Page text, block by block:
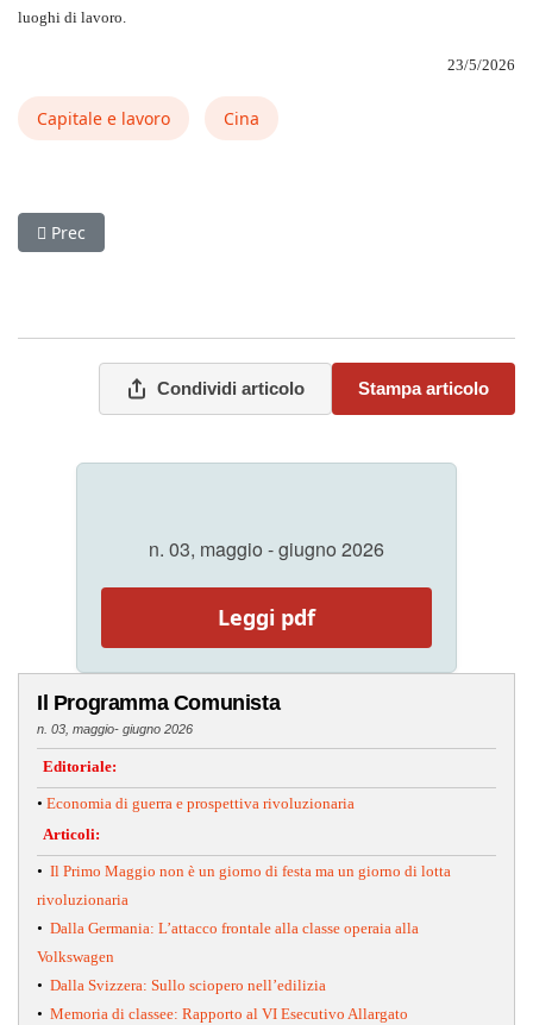
luoghi di lavoro.
23/5/2026
Capitale e lavoro Cina
Articolo precedente: Economia di guerra e prospettiva
Prec
Condividi articolo Stampa articolo
n. 03, maggio - giugno 2026
Leggi pdf
Il Programma Comunista
n. 03, maggio- giugno 2026
Editoriale:
• Economia di guerra e prospettiva rivoluzionaria
Articoli:
• Il Primo Maggio non è un giorno di festa ma un giorno di lotta
rivoluzionaria
• Dalla Germania: L’attacco frontale alla classe operaia alla
Volkswagen
• Dalla Svizzera: Sullo sciopero nell’edilizia
• Memoria di classee: Rapporto al VI Esecutivo Allargato